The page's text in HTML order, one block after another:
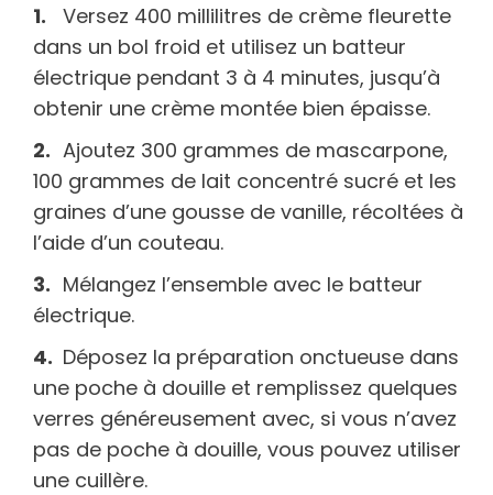
Versez 400 millilitres de crème fleurette
dans un bol froid et utilisez un batteur
électrique pendant 3 à 4 minutes, jusqu’à
obtenir une crème montée bien épaisse.
Ajoutez 300 grammes de mascarpone,
100 grammes de lait concentré sucré et les
graines d’une gousse de vanille, récoltées à
l’aide d’un couteau.
Mélangez l’ensemble avec le batteur
électrique.
Déposez la préparation onctueuse dans
une poche à douille et remplissez quelques
verres généreusement avec, si vous n’avez
pas de poche à douille, vous pouvez utiliser
une cuillère.